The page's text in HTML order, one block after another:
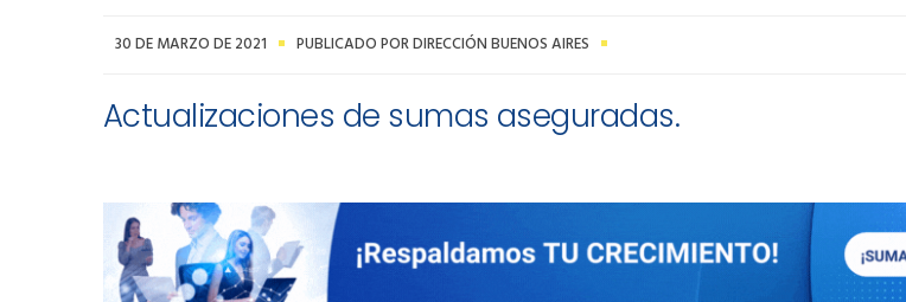
30 DE MARZO DE 2021 PUBLICADO POR DIRECCIÓN BUENOS AIRES
Actualizaciones de sumas aseguradas.